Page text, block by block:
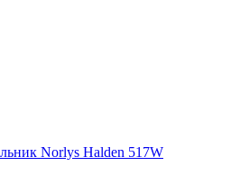
Norlys Halden 517W